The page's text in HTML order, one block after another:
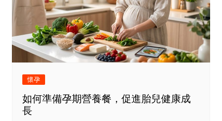
懷孕
如何準備孕期營養餐，促進胎兒健康成
長